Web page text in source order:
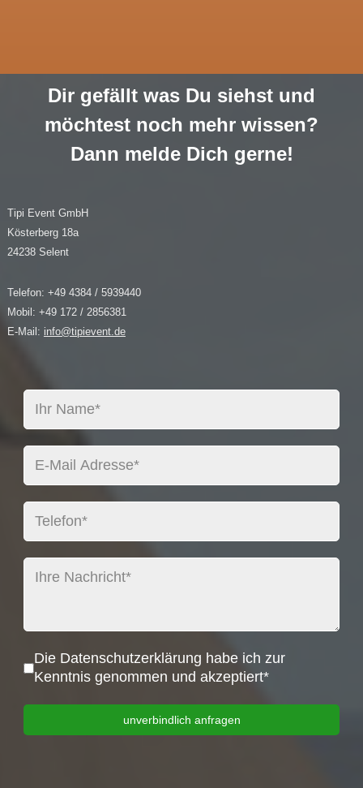
Dir gefällt was Du siehst und
möchtest noch mehr wissen?
Dann melde Dich gerne!
Tipi Event GmbH
Kösterberg 18a
24238 Selent
Telefon: +49 4384 / 5939440
Mobil: +49 172 / 2856381
E-Mail: info@tipievent.de
Datenschutz*
Die Datenschutzerklärung habe ich zur
Kenntnis genommen und akzeptiert*
unverbindlich anfragen